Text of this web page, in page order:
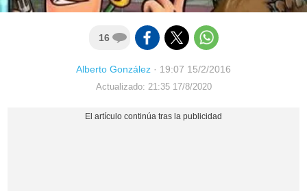
16
Alberto González · 19:07 15/2/2016
Actualizado: 21:35 17/8/2020